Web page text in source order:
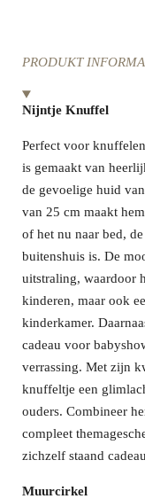
PRODUKT
Nijntje Knuffel
Perfect voor
is gemaakt van
de gevoelige huid
van 25 cm maakt
of het nu naar bed,
buitenshuis is. De
uitstraling, waardoor
kinderen, maar ook
kinderkamer.
cadeau voor
verrassing. Met zijn
knuffeltje een
ouders. Combineer
compleet
zichzelf staand
Muurcirkel